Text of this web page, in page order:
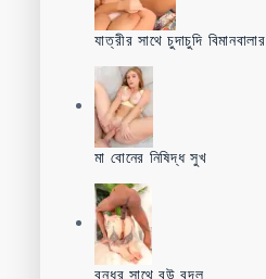
যাত্রীর সাথে চুদাচুদি বিমানবালার
মা বোনের নিষিদ্ধ সুখ